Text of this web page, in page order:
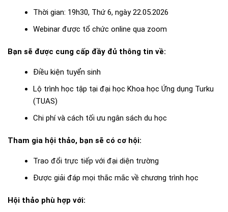
Thời gian: 19h30, Thứ 6, ngày 22.05.2026
Webinar được tổ chức online qua zoom
Bạn sẽ được cung cấp đầy đủ thông tin về:
Điều kiện tuyển sinh
Lộ trình học tập tại đại học Khoa học Ứng dụng Turku
(TUAS)
Chi phí và cách tối ưu ngân sách du học
Tham gia hội thảo, bạn sẽ có cơ hội:
Trao đổi trực tiếp với đại diện trường
Được giải đáp mọi thắc mắc về chương trình học
Hội thảo phù hợp với: